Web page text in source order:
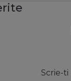
Scrie-ti